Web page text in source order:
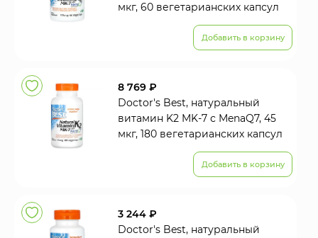
мкг, 60 вегетарианских капсул
Добавить в корзину
8 769 ₽
Doctor's Best, натуральный
витамин K2 MK-7 с MenaQ7, 45
мкг, 180 вегетарианских капсул
Добавить в корзину
3 244 ₽
Doctor's Best, натуральный